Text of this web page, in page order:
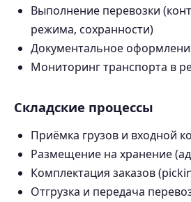
Выполнение перевозки
режима, сохранности)
Документальное
Мониторинг транспорта в
Складские процессы
Приёмка грузов и входной
Размещение на хранение
Комплектация заказов
Отгрузка и передача